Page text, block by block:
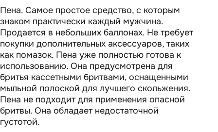
Пена. Самое простое средство, с которым
знаком практически каждый мужчина.
Продается в небольших баллонах. Не требует
покупки дополнительных аксессуаров, таких
как помазок. Пена уже полностью готова к
использованию. Она предусмотрена для
бритья кассетными бритвами, оснащенными
мыльной полоской для лучшего скольжения.
Пена не подходит для применения опасной
бритвы. Она обладает недостаточной
густотой.